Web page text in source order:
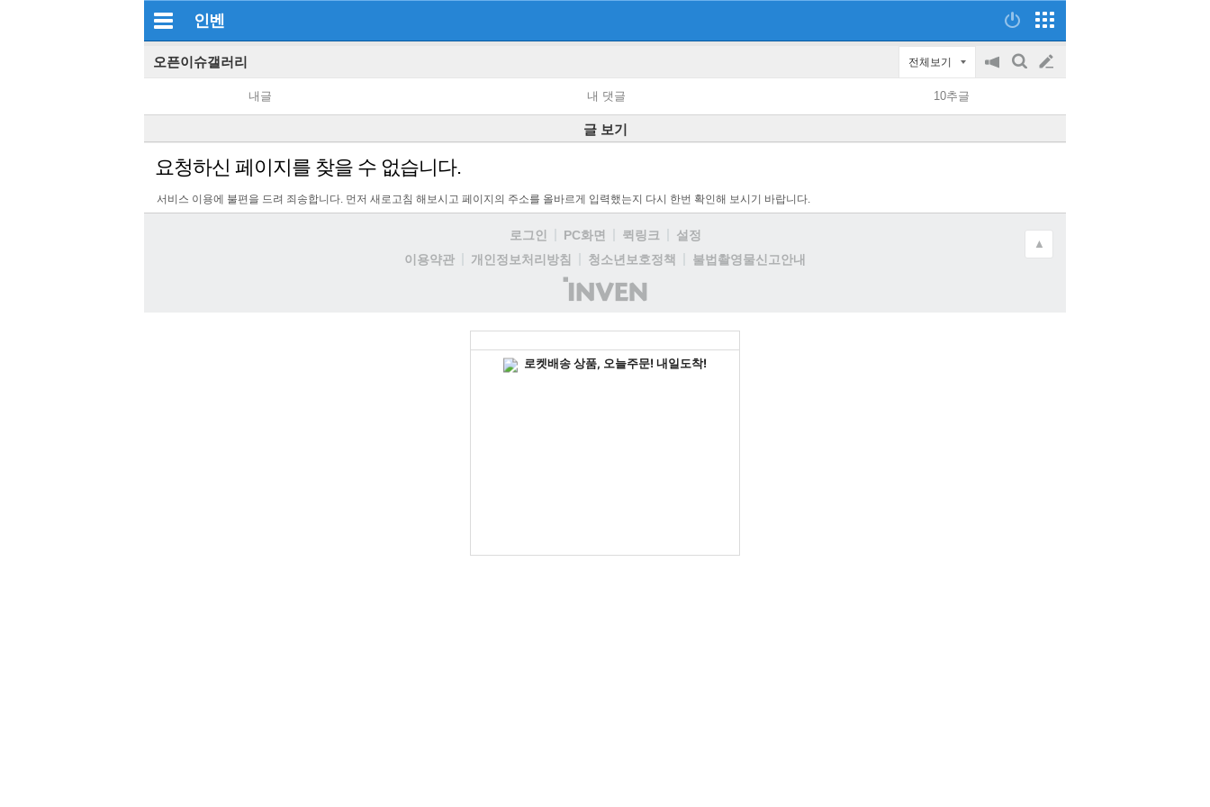
인벤
오픈이슈갤러리 전체보기
공
on/off
검
글
쓰
기
내글 내 댓글 10추글
글 보기
요청하신 페이지를 찾을 수 없습니다.
서비스 이용에 불편을 드려 죄송합니다. 먼저 새로고침 해보시고 페이지의 주소를 올바르게 입력했는지 다시 한번 확인해 보시기 바랍니다.
로그인 PC화면 퀵링크
설정
이용약관
개인정보처리방침 청소년보호정책
불법촬영물신고안내
(주)
인
▲